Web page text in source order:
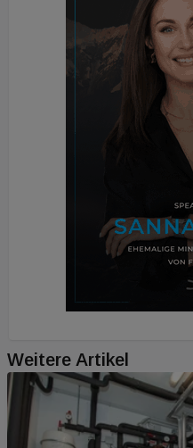
Weitere Artikel